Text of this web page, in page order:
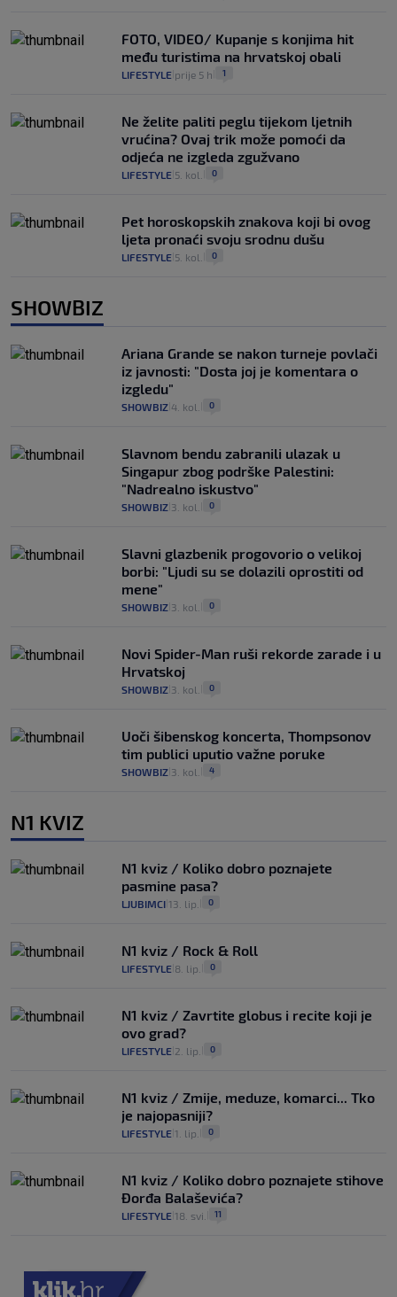
FOTO, VIDEO/ Kupanje s konjima hit
među turistima na hrvatskoj obali
LIFESTYLE prije 5 h 1
Ne želite paliti peglu tijekom ljetnih
vrućina? Ovaj trik može pomoći da
odjeća ne izgleda zgužvano
LIFESTYLE 5. kol. 0
Pet horoskopskih znakova koji bi ovog
ljeta pronaći svoju srodnu dušu
LIFESTYLE 5. kol. 0
SHOWBIZ
Ariana Grande se nakon turneje povlači
iz javnosti: "Dosta joj je komentara o
izgledu"
SHOWBIZ 4. kol. 0
Slavnom bendu zabranili ulazak u
Singapur zbog podrške Palestini:
"Nadrealno iskustvo"
SHOWBIZ 3. kol. 0
Slavni glazbenik progovorio o velikoj
borbi: "Ljudi su se dolazili oprostiti od
mene"
SHOWBIZ 3. kol. 0
Novi Spider-Man ruši rekorde zarade i u
Hrvatskoj
SHOWBIZ 3. kol. 0
Uoči šibenskog koncerta, Thompsonov
tim publici uputio važne poruke
SHOWBIZ 3. kol. 4
N1 KVIZ
N1 kviz / Koliko dobro poznajete
pasmine pasa?
LJUBIMCI 13. lip. 0
N1 kviz / Rock & Roll
LIFESTYLE 8. lip. 0
N1 kviz / Zavrtite globus i recite koji je
ovo grad?
LIFESTYLE 2. lip. 0
N1 kviz / Zmije, meduze, komarci... Tko
je najopasniji?
LIFESTYLE 1. lip. 0
N1 kviz / Koliko dobro poznajete stihove
Đorđa Balaševića?
LIFESTYLE 18. svi. 11